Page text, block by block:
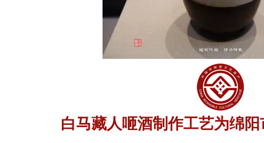
白马藏人咂酒制作工艺为绵